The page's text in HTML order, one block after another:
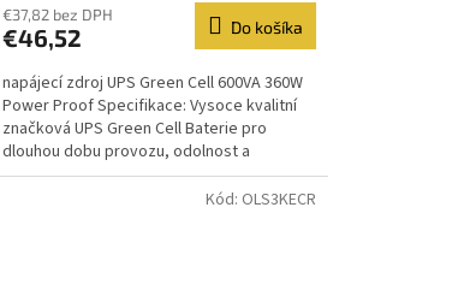
€37,82 bez DPH
€46,52 Do košíka
napájecí zdroj UPS Green Cell 600VA 360W
Power Proof Specifikace: Vysoce kvalitní
značková UPS Green Cell Baterie pro
dlouhou dobu provozu, odolnost a
bezpečnost Moderní...
Kód: OLS3KECR